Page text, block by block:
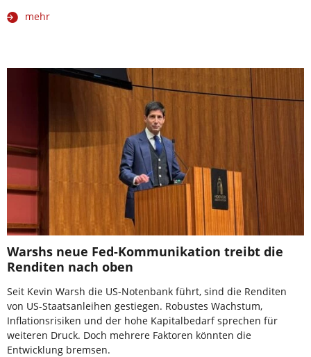
mehr
Warshs neue Fed-Kommunikation treibt die
Renditen nach oben
Seit Kevin Warsh die US-Notenbank führt, sind die Renditen
von US-Staatsanleihen gestiegen. Robustes Wachstum,
Inflationsrisiken und der hohe Kapitalbedarf sprechen für
weiteren Druck. Doch mehrere Faktoren könnten die
Entwicklung bremsen.